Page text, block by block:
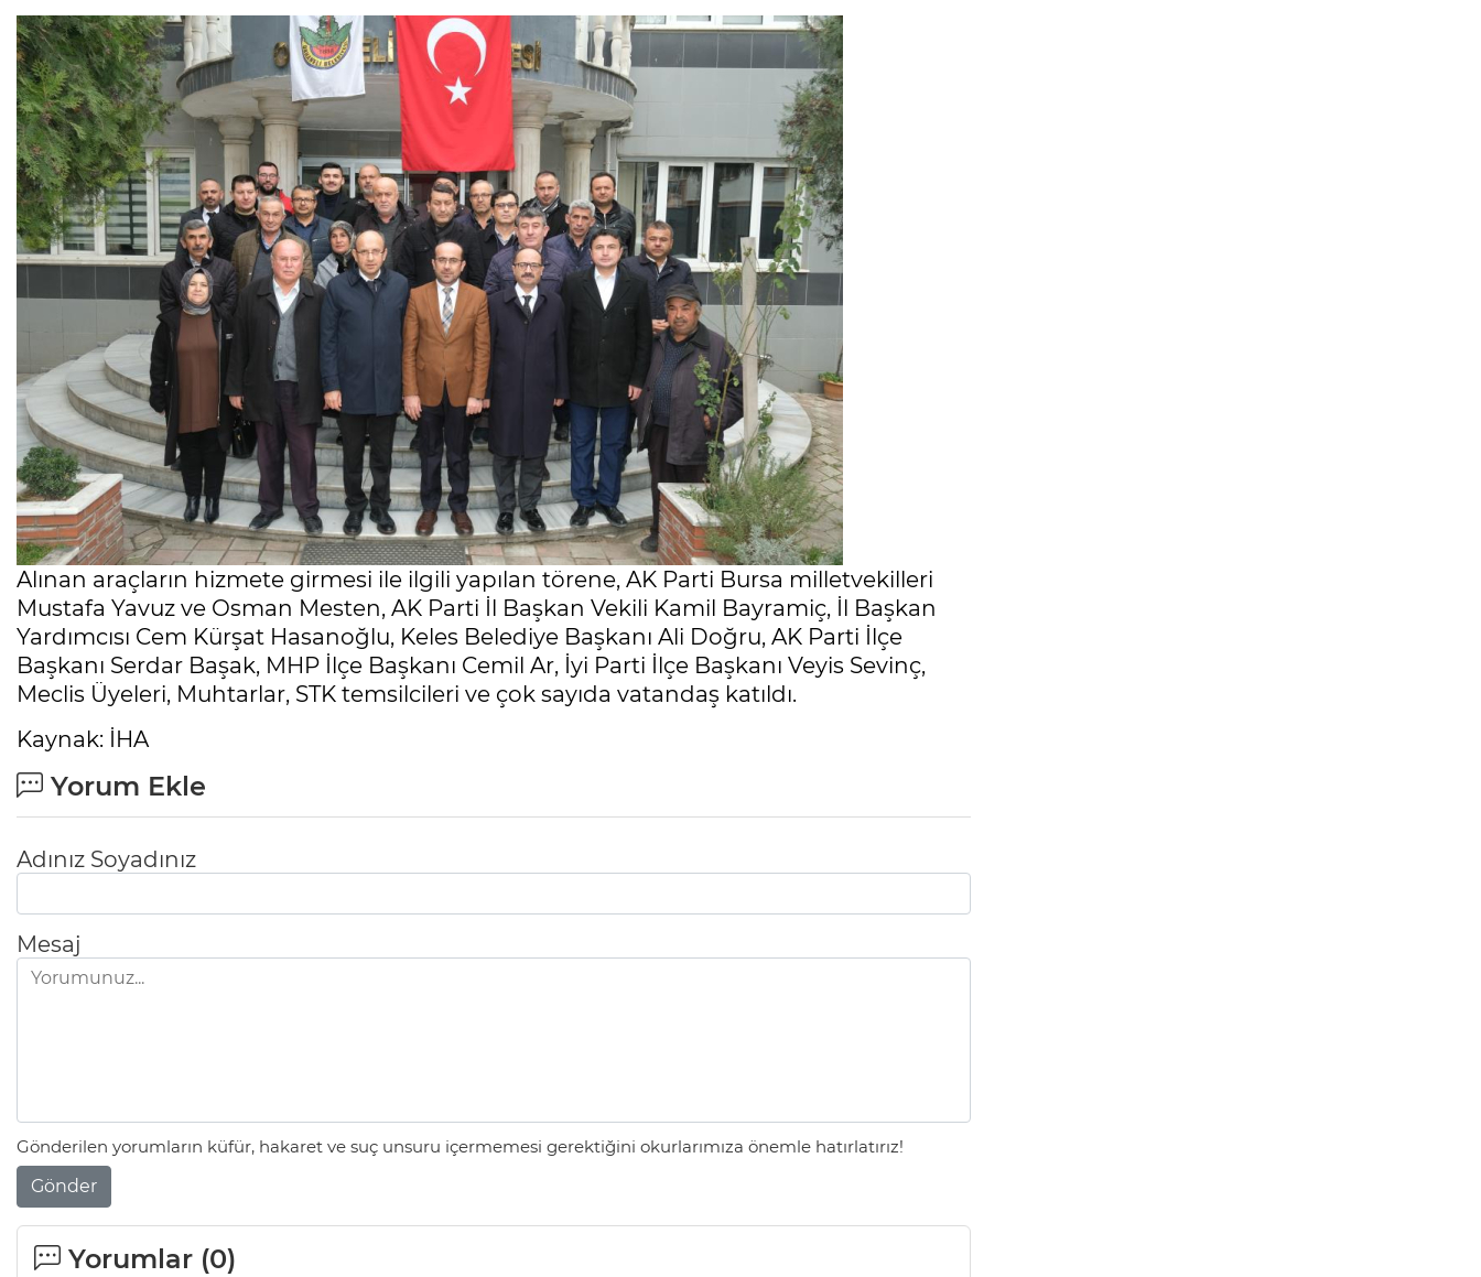
Alınan araçların hizmete girmesi ile ilgili yapılan törene, AK Parti Bursa milletvekilleri
Mustafa Yavuz ve Osman Mesten, AK Parti İl Başkan Vekili Kamil Bayramiç, İl Başkan
Yardımcısı Cem Kürşat Hasanoğlu, Keles Belediye Başkanı Ali Doğru, AK Parti İlçe
Başkanı Serdar Başak, MHP İlçe Başkanı Cemil Ar, İyi Parti İlçe Başkanı Veyis Sevinç,
Meclis Üyeleri, Muhtarlar, STK temsilcileri ve çok sayıda vatandaş katıldı.
Kaynak: İHA
Yorum Ekle
Adınız Soyadınız
Mesaj
Gönderilen yorumların küfür, hakaret ve suç unsuru içermemesi gerektiğini okurlarımıza önemle hatırlatırız!
Gönder
Yorumlar (0)